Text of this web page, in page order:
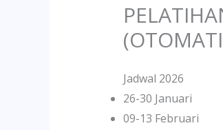
Jadwal 2026
26-30 Januari
09-13 Februari